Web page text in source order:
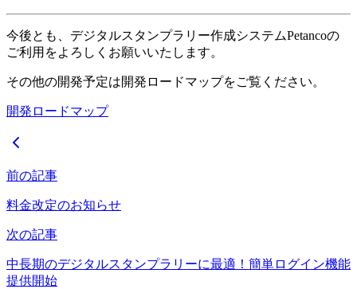
今後とも、デジタルスタンプラリー作成システムPetancoの
ご利用をよろしくお願いいたします。
その他の開発予定は開発ロードマップをご覧ください。
開発ロードマップ
前の記事
料金改定のお知らせ
次の記事
中長期のデジタルスタンプラリーに最適！簡単ログイン機能
提供開始